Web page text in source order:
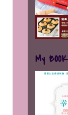
My BOOK